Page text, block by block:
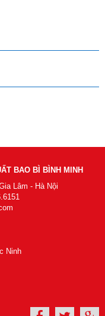
BAO BÌ BÌNH MINH
Lâm - Hà Nội
Ninh